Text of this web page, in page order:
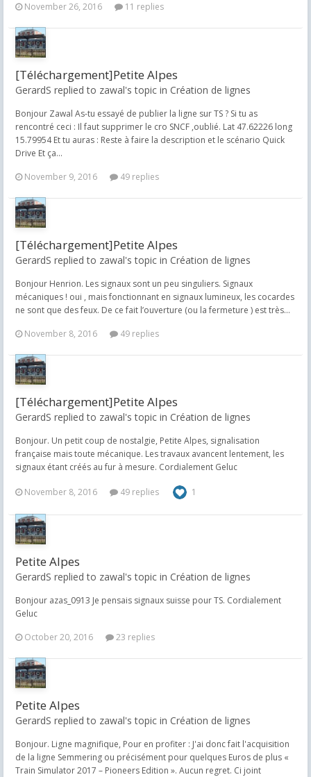
November 26, 2016
11 replies
[Téléchargement]Petite Alpes
GerardS replied to zawal's topic in Création de lignes
Bonjour Zawal As-tu essayé de publier la ligne sur TS ? Si tu as
rencontré ceci : Il faut supprimer le cro SNCF ,oublié. Lat 47.62226 long
15.79954 Et tu auras : Reste à faire la description et le scénario Quick
Drive Et ça...
November 9, 2016
49 replies
[Téléchargement]Petite Alpes
GerardS replied to zawal's topic in Création de lignes
Bonjour Henrion. Les signaux sont un peu singuliers. Signaux
mécaniques ! oui , mais fonctionnant en signaux lumineux, les cocardes
ne sont que des feux. De ce fait l’ouverture (ou la fermeture ) est très...
November 8, 2016
49 replies
[Téléchargement]Petite Alpes
GerardS replied to zawal's topic in Création de lignes
Bonjour. Un petit coup de nostalgie, Petite Alpes, signalisation
française mais toute mécanique. Les travaux avancent lentement, les
signaux étant créés au fur à mesure. Cordialement Geluc
November 8, 2016 49 replies 1
Petite Alpes
GerardS replied to zawal's topic in Création de lignes
Bonjour azas_0913 Je pensais signaux suisse pour TS. Cordialement
Geluc
October 20, 2016
23 replies
Petite Alpes
GerardS replied to zawal's topic in Création de lignes
Bonjour. Ligne magnifique, Pour en profiter : J'ai donc fait l'acquisition
de la ligne Semmering ou précisément pour quelques Euros de plus «
Train Simulator 2017 – Pioneers Edition ». Aucun regret. Ci joint